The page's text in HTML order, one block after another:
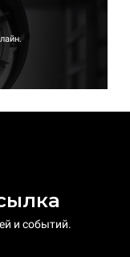
и событий.